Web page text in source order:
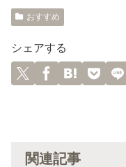
おすすめ
シェアする
関連記事